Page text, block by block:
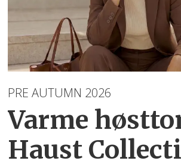
PRE AUTUMN 2026
Varme
Haust